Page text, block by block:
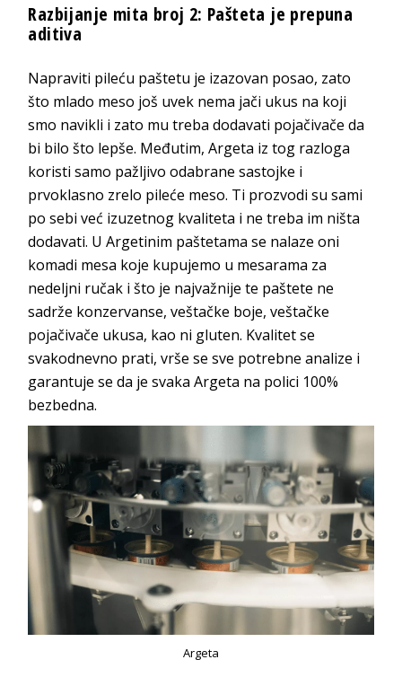
Razbijanje mita broj 2: Pašteta je prepuna
aditiva
Napraviti pileću paštetu je izazovan posao, zato
što mlado meso još uvek nema jači ukus na koji
smo navikli i zato mu treba dodavati pojačivače da
bi bilo što lepše. Međutim, Argeta iz tog razloga
koristi samo pažljivo odabrane sastojke i
prvoklasno zrelo pileće meso. Ti prozvodi su sami
po sebi već izuzetnog kvaliteta i ne treba im ništa
dodavati. U Argetinim paštetama se nalaze oni
komadi mesa koje kupujemo u mesarama za
nedeljni ručak i što je najvažnije te paštete ne
sadrže konzervanse, veštačke boje, veštačke
pojačivače ukusa, kao ni gluten. Kvalitet se
svakodnevno prati, vrše se sve potrebne analize i
garantuje se da je svaka Argeta na polici 100%
bezbedna.
Argeta